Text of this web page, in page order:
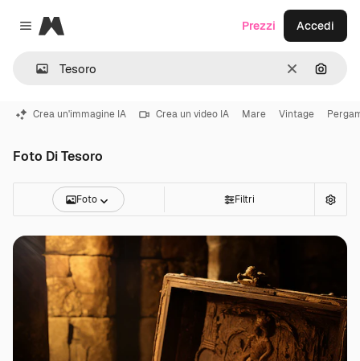
Close menu
Magnific
CancellaCerca
Prezzi Accedi
Crea un'immagine IA Crea un video IA Mare Vintage
Foto Di Tesoro
Foto Filtri